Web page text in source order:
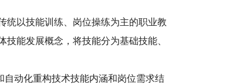
统以技能训练、岗位操练为主的职业教
能发展概念，将技能分为基础技能、
动化重构技术技能内涵和岗位需求结